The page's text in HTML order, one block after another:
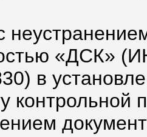
«ДСК»
в
контрольной